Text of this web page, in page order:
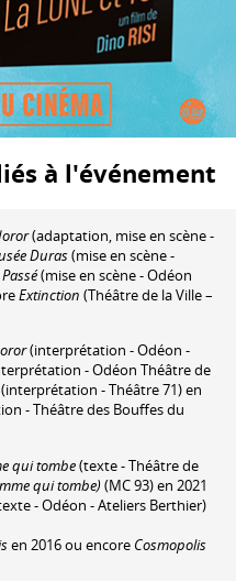
à l'événement
(adaptation, mise en scène -
Duras(mise en scène -
(mise en scène - Odéon
Extinction (Théâtre de la Ville –
(interprétation - Odéon -
- Odéon Théâtre de
- Théâtre 71) en
- Théâtre des Bouffes du
qui tombe(texte - Théâtre de
qui tombe)(MC 93) en 2021
- Odéon - Ateliers Berthier)
en 2016 ou encore Cosmopolis